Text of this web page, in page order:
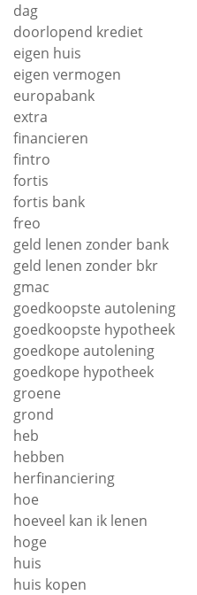
dag
doorlopend krediet
eigen huis
eigen vermogen
europabank
extra
financieren
fintro
fortis
fortis bank
freo
geld lenen zonder bank
geld lenen zonder bkr
gmac
goedkoopste autolening
goedkoopste hypotheek
goedkope autolening
goedkope hypotheek
groene
grond
heb
hebben
herfinanciering
hoe
hoeveel kan ik lenen
hoge
huis
huis kopen